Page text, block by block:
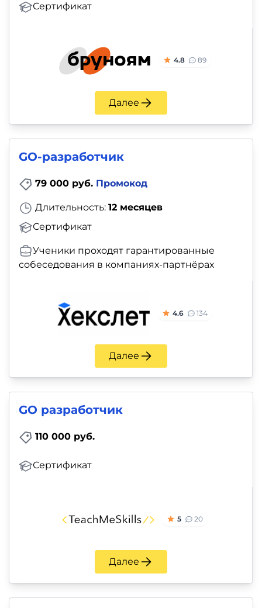
Сертификат
4.8 89
Далее
GO-разработчик
79 000 руб. Промокод
Длительность: 12 месяцев
Сертификат
Ученики проходят гарантированные
собеседования в компаниях-партнёрах
4.6 134
Далее
GO разработчик
110 000 руб.
Сертификат
5 20
Далее